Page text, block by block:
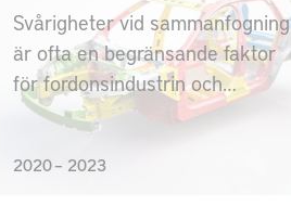
Svårigheter vid sammanfogning
är ofta en begränsande faktor
för fordonsindustrin och
viktreducering av produkt.
2020 – 2023